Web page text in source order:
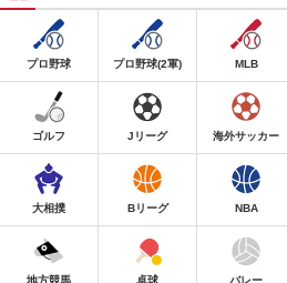
プロ野球 プロ野球(2軍) MLB
ゴルフ Jリーグ 海外サッカー
大相撲 Bリーグ NBA
地方競馬 卓球 バレー